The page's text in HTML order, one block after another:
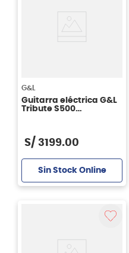
G&L
Guitarra eléctrica G&L
Tribute S500
S/ 3199.00
Sin Stock Online